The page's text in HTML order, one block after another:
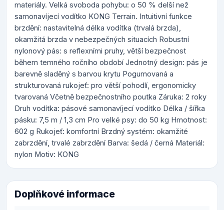
materiály. Velká svoboda pohybu: o 50 % delší než
samonavíjecí vodítko KONG Terrain. Intuitivní funkce
brzdění: nastavitelná délka vodítka (trvalá brzda),
okamžitá brzda v nebezpečných situacích Robustní
nylonový pás: s reflexními pruhy, větší bezpečnost
během temného ročního období Jednotný design: pás je
barevně sladěný s barvou krytu Pogumovaná a
strukturovaná rukojeť: pro větší pohodlí, ergonomicky
tvarovaná Včetně bezpečnostního poutka Záruka: 2 roky
Druh vodítka: pásové samonavíjecí vodítko Délka / šířka
pásku: 7,5 m / 1,3 cm Pro velké psy: do 50 kg Hmotnost:
602 g Rukojeť: komfortní Brzdný systém: okamžité
zabrzdění, trvalé zabrzdění Barva: šedá / černá Materiál:
nylon Motiv: KONG
Doplňkové informace